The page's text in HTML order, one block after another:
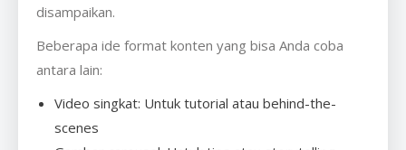
disampaikan.
Beberapa ide format konten yang bisa Anda coba
antara lain:
Video singkat: Untuk tutorial atau behind-the-
scenes